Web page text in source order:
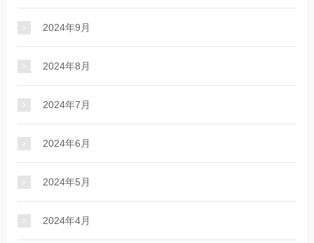
2024年9月
2024年8月
2024年7月
2024年6月
2024年5月
2024年4月